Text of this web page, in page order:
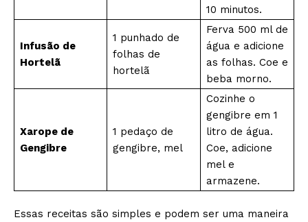
10 minutos.
Infusão de
Hortelã
1 punhado de
folhas de
hortelã
Ferva 500 ml de
água e adicione
as folhas. Coe e
beba morno.
Xarope de
Gengibre
1 pedaço de
gengibre, mel
Cozinhe o
gengibre em 1
litro de água.
Coe, adicione
mel e
armazene.
Essas receitas são simples e podem ser uma maneira